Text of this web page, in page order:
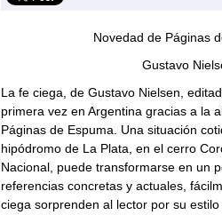
Novedad de Páginas
Gustavo
La fe ciega, de Gustavo Nielsen,
primera vez en Argentina gracias a la
Páginas de Espuma. Una situación
hipódromo de La Plata, en el cerro
Nacional, puede transformarse en un
referencias concretas y actuales,
ciega sorprenden al lector por su